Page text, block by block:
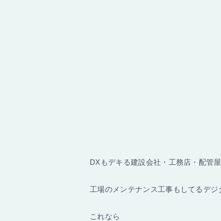
DXもデキる建設会社・工務店・配管屋
工場のメンテナンス工事もしてるデジ
これなら